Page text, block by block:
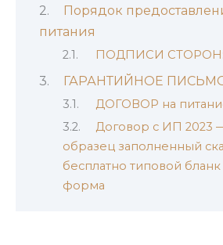
Порядок
питания
ПОДПИСИ СТОРОН:
ГАРАНТИЙНОЕ
ДОГОВОР на
Договор с ИП 2023
образец заполненный
бесплатно типовой
форма